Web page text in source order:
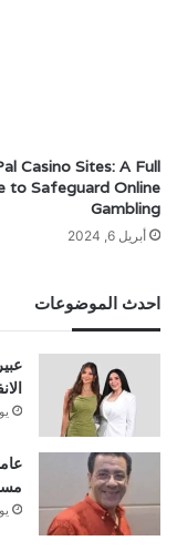
Casino Sites: A Full
to Safeguard Online
Gambling
أبريل 6, 2024
احدث الموضوعات